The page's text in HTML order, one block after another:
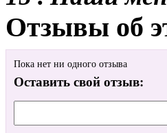
Отзывы об
Пока нет ни одного отзыва
Оставить свой отзыв: